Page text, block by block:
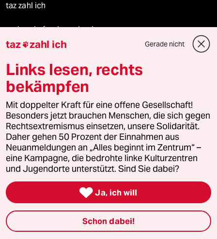
taz zahl ich
recherchefonds ausland
panterpreis 2026
Podcast
bundestalk
fernverbindung
klima update°
Mauerecho
taz zahl ich Gerade nicht
Links lesen, rechts
bekämpfen
Mit doppelter Kraft für eine offene Gesellschaft!
Besonders jetzt brauchen Menschen, die sich gegen
Rechtsextremismus einsetzen, unsere Solidarität.
Daher gehen 50 Prozent der Einnahmen aus
Neuanmeldungen an „Alles beginnt im Zentrum“ –
eine Kampagne, die bedrohte linke Kulturzentren
und Jugendorte unterstützt. Sind Sie dabei?
 Ja, ich will
Schon dabei!